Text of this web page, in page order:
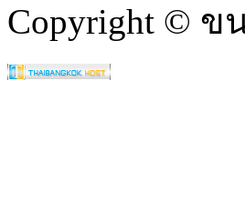
Copyright © ขน